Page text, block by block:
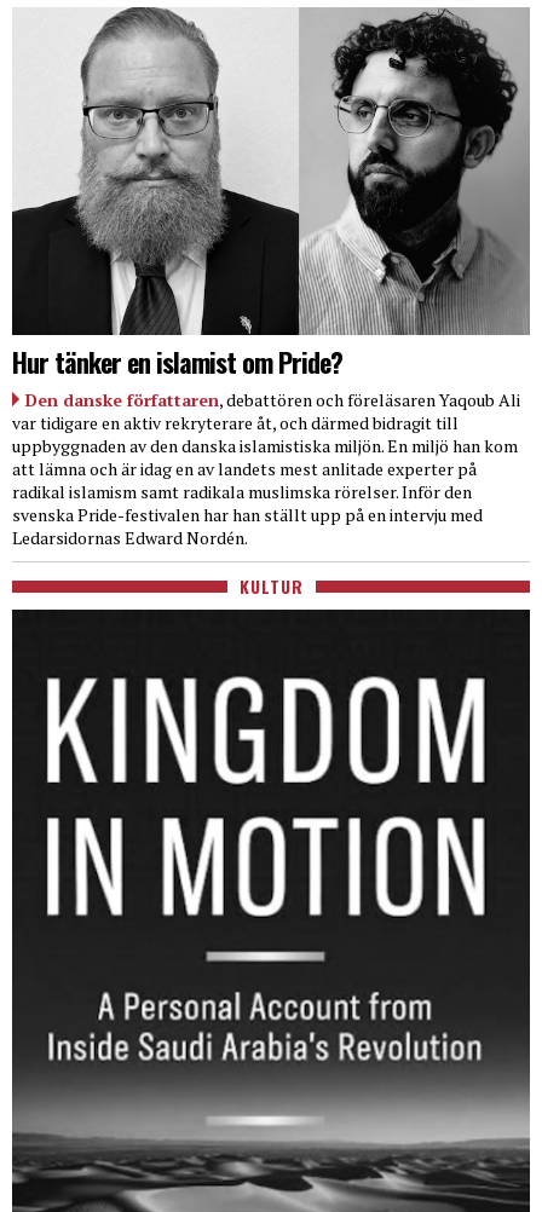
Hur tänker en islamist om Pride?
Den danske författaren, debattören och föreläsaren Yaqoub Ali
var tidigare en aktiv rekryterare åt, och därmed bidragit till
uppbyggnaden av den danska islamistiska miljön. En miljö han kom
att lämna och är idag en av landets mest anlitade experter på
radikal islamism samt radikala muslimska rörelser. Inför den
svenska Pride-festivalen har han ställt upp på en intervju med
Ledarsidornas Edward Nordén.
KULTUR